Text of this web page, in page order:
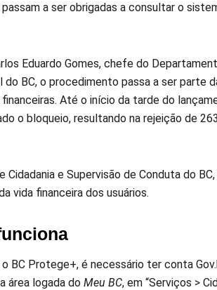
a ser obrigadas a consultar o
Eduardo Gomes, chefe do
do BC, o procedimento passa a ser parte
Até o início da tarde do
o bloqueio, resultando na rejeição de
Cidadania e Supervisão de Conduta do
vida financeira dos usuários.
o BC Protege+, é necessário ter conta
área logada do Meu BC, em “Serviços >